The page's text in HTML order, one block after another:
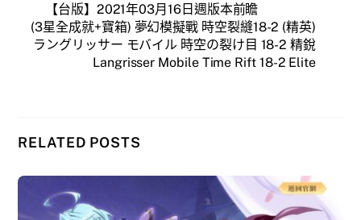
【台版】2021年03月16日週版本前瞻
(3星全成就+寶箱) 夢幻模擬戰 時空裂縫18-2 (精英)
ラングリッサー モバイル 時空の裂け目 18-2 精銳
Langrisser Mobile Time Rift 18-2 Elite
RELATED POSTS